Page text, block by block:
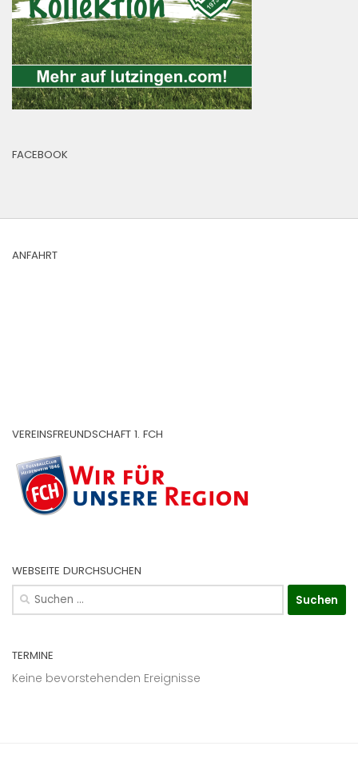
FACEBOOK
ANFAHRT
VEREINSFREUNDSCHAFT 1. FCH
WEBSEITE DURCHSUCHEN
Suchen
nach:
TERMINE
Keine bevorstehenden Ereignisse